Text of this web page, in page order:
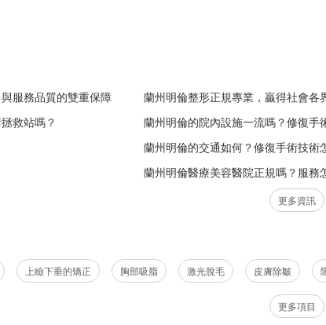
服務品質的雙重保障 蘭州明倫整形正規專業，贏得社會各
救站嗎？
蘭州明倫的院內設施一流嗎？修復手
蘭州明倫的交通如何？修復手術技術
蘭州明倫醫療美容醫院正規嗎？服務
更多資訊
上瞼下垂的矯正 胸部吸脂 激光脫毛 皮膚除皺
更多項目